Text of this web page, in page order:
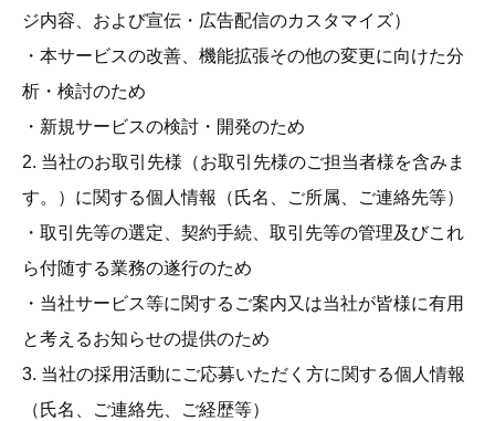
ジ内容、および宣伝・広告配信のカスタマイズ）
・本サービスの改善、機能拡張その他の変更に向けた分
析・検討のため
・新規サービスの検討・開発のため
2. 当社のお取引先様（お取引先様のご担当者様を含みま
す。）に関する個人情報（氏名、ご所属、ご連絡先等）
・取引先等の選定、契約手続、取引先等の管理及びこれ
ら付随する業務の遂行のため
・当社サービス等に関するご案内又は当社が皆様に有用
と考えるお知らせの提供のため
3. 当社の採用活動にご応募いただく方に関する個人情報
（氏名、ご連絡先、ご経歴等）